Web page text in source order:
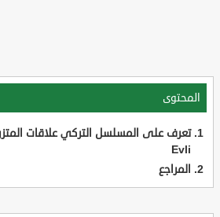
المحتوى
Evli
المراجع